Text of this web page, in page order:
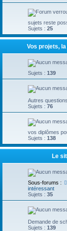
sujets reste
Sujets : 25
Vos projets,
Sujets : 139
Autres
Sujets : 76
vos diplômes
Sujets : 138
Le
Sous-forums :
intéressant
Sujets : 35
Demande de
Sujets : 139